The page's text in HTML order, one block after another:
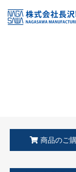
KSS加盟店・取扱店
店舗一覧
商品のご